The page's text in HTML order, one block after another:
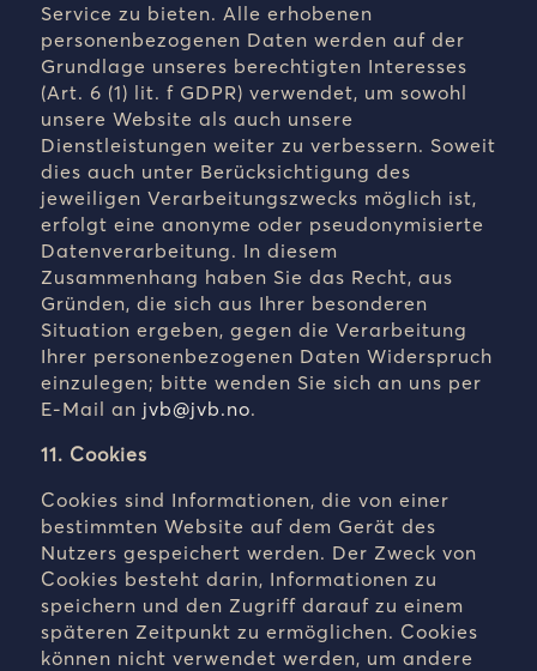
Service zu bieten. Alle erhobenen
personenbezogenen Daten werden auf der
Grundlage unseres berechtigten Interesses
(Art. 6 (1) lit. f GDPR) verwendet, um sowohl
unsere Website als auch unsere
Dienstleistungen weiter zu verbessern. Soweit
dies auch unter Berücksichtigung des
jeweiligen Verarbeitungszwecks möglich ist,
erfolgt eine anonyme oder pseudonymisierte
Datenverarbeitung. In diesem
Zusammenhang haben Sie das Recht, aus
Gründen, die sich aus Ihrer besonderen
Situation ergeben, gegen die Verarbeitung
Ihrer personenbezogenen Daten Widerspruch
einzulegen; bitte wenden Sie sich an uns per
E-Mail an jvb@jvb.no.
11. Cookies
Cookies sind Informationen, die von einer
bestimmten Website auf dem Gerät des
Nutzers gespeichert werden. Der Zweck von
Cookies besteht darin, Informationen zu
speichern und den Zugriff darauf zu einem
späteren Zeitpunkt zu ermöglichen. Cookies
können nicht verwendet werden, um andere